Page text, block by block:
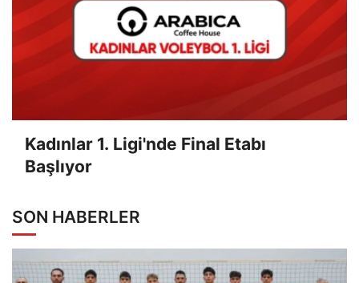
Kadınlar 1. Ligi'nde Final Etabı
Başlıyor
SON HABERLER